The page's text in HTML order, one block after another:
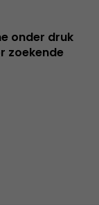
onder druk
zoekende